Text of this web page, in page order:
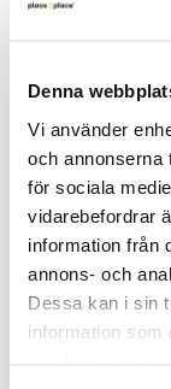
Denna
Vi använder
och annonserna
för sociala
vidarebefordrar
information från
annons- och
Dessa kan i sin
information som
Sitthöjd
.
Se länk -
https://
.